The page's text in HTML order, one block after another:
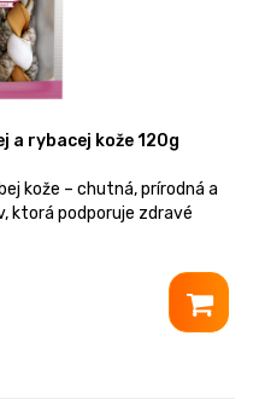
a rybacej kože 120g
kože – chutná, prírodná a
ktorá podporuje zdravé